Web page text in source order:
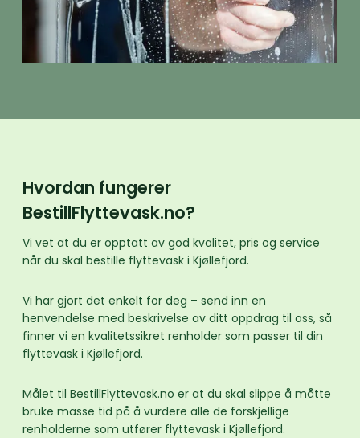
Hvordan fungerer
BestillFlyttevask.no?
Vi vet at du er opptatt av god kvalitet, pris og service
når du skal bestille flyttevask i Kjøllefjord.
Vi har gjort det enkelt for deg – send inn en
henvendelse med beskrivelse av ditt oppdrag til oss, så
finner vi en kvalitetssikret renholder som passer til din
flyttevask i Kjøllefjord.
Målet til BestillFlyttevask.no er at du skal slippe å måtte
bruke masse tid på å vurdere alle de forskjellige
renholderne som utfører flyttevask i Kjøllefjord.